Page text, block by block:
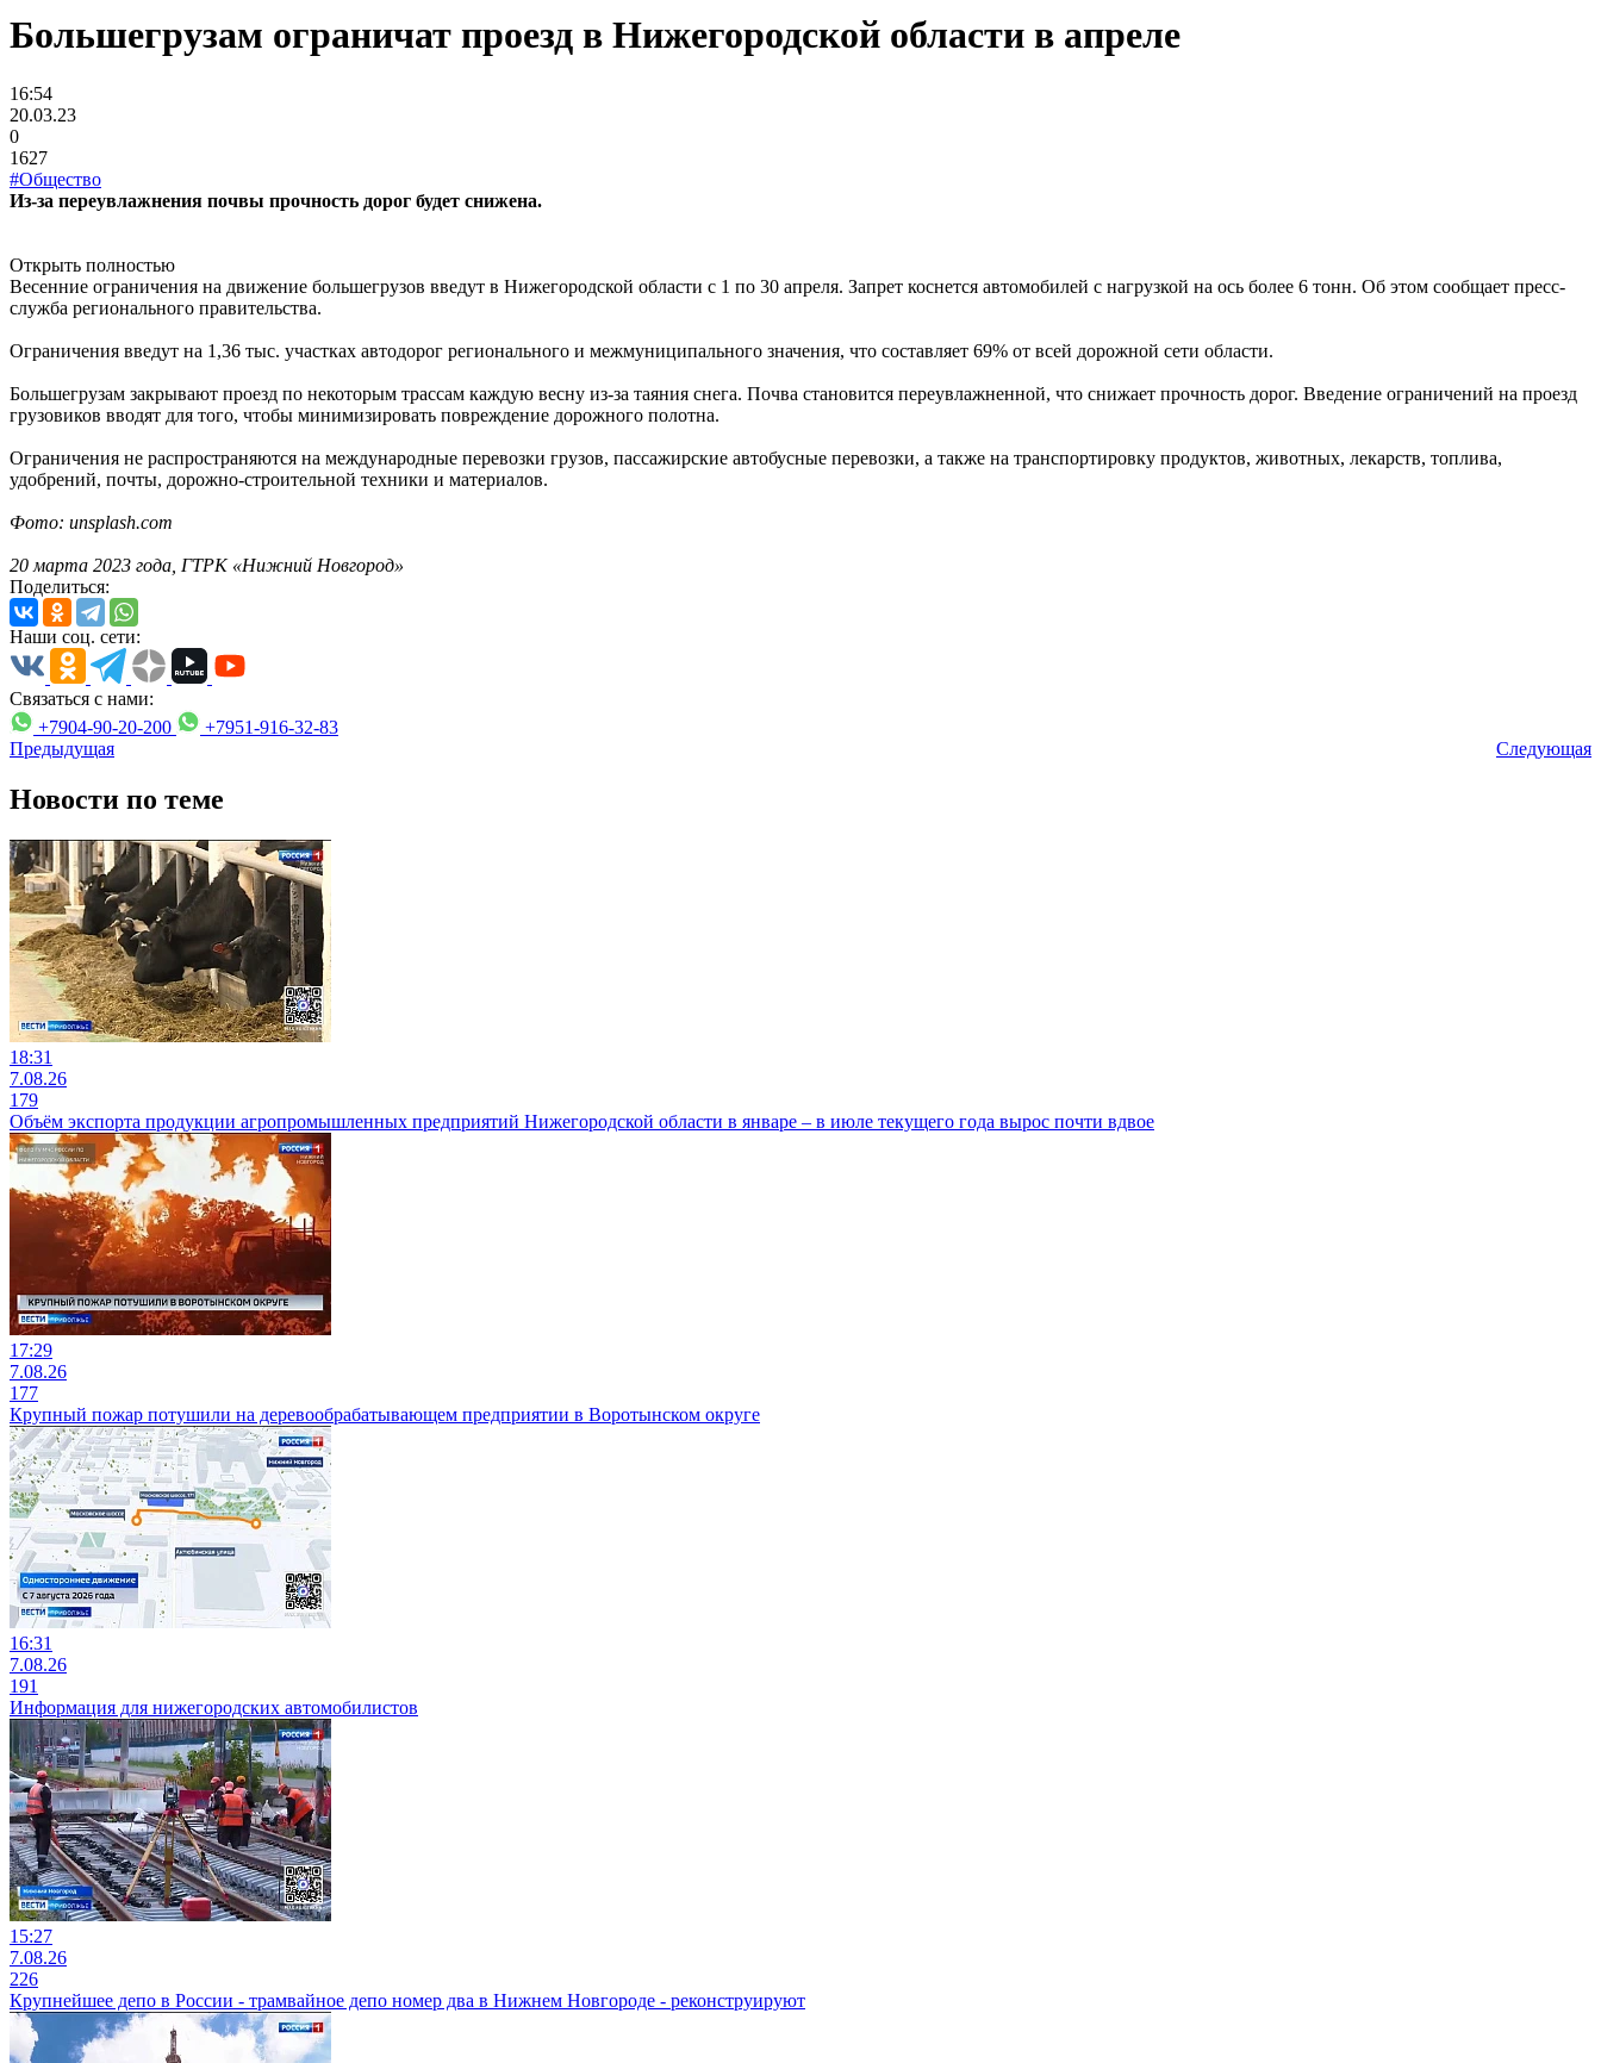
Большегрузам ограничат проезд в Нижегородской области в апреле
16:54
20.03.23
0
1627
#Общество
Из-за переувлажнения почвы прочность дорог будет снижена.
Открыть полностью
Весенние ограничения на движение большегрузов введут в Нижегородской области с 1 по 30 апреля. Запрет коснется автомобилей с нагрузкой на ось более 6 тонн. Об этом сообщает пресс-
служба регионального правительства.
Ограничения введут на 1,36 тыс. участках автодорог регионального и межмуниципального значения, что составляет 69% от всей дорожной сети области.
Большегрузам закрывают проезд по некоторым трассам каждую весну из-за таяния снега. Почва становится переувлажненной, что снижает прочность дорог. Введение ограничений на проезд
грузовиков вводят для того, чтобы минимизировать повреждение дорожного полотна.
Ограничения не распространяются на международные перевозки грузов, пассажирские автобусные перевозки, а также на транспортировку продуктов, животных, лекарств, топлива,
удобрений, почты, дорожно-строительной техники и материалов.
Фото: unsplash.com
20 марта 2023 года, ГТРК «Нижний Новгород»
Поделиться:
Наши соц. сети:
Связаться с нами:
+7904-90-20-200
+7951-916-32-83
Предыдущая
Следующая
Новости по теме
18:31
7.08.26
179
Объём экспорта продукции агропромышленных предприятий Нижегородской области в январе – в июле текущего года вырос почти вдвое
17:29
7.08.26
177
Крупный пожар потушили на деревообрабатывающем предприятии в Воротынском округе
16:31
7.08.26
191
Информация для нижегородских автомобилистов
15:27
7.08.26
226
Крупнейшее депо в России - трамвайное депо номер два в Нижнем Новгороде - реконструируют